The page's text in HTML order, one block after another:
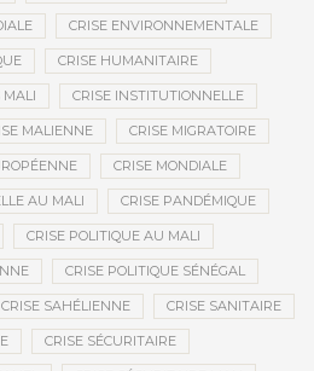
CRISE ENVIRONNEMENTALE
CRISE HUMANITAIRE
MALI CRISE INSTITUTIONNELLE
MALIENNE CRISE MIGRATOIRE
CRISE MONDIALE
AU MALI CRISE PANDÉMIQUE
CRISE POLITIQUE AU MALI
CRISE POLITIQUE SÉNÉGAL
CRISE SAHÉLIENNE CRISE SANITAIRE
CRISE SÉCURITAIRE